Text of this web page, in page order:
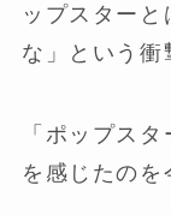
ップスター
な」という衝
「ポップス
を感じたのを